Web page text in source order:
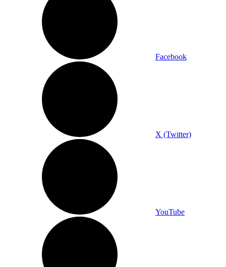
Facebook
X (Twitter)
YouTube